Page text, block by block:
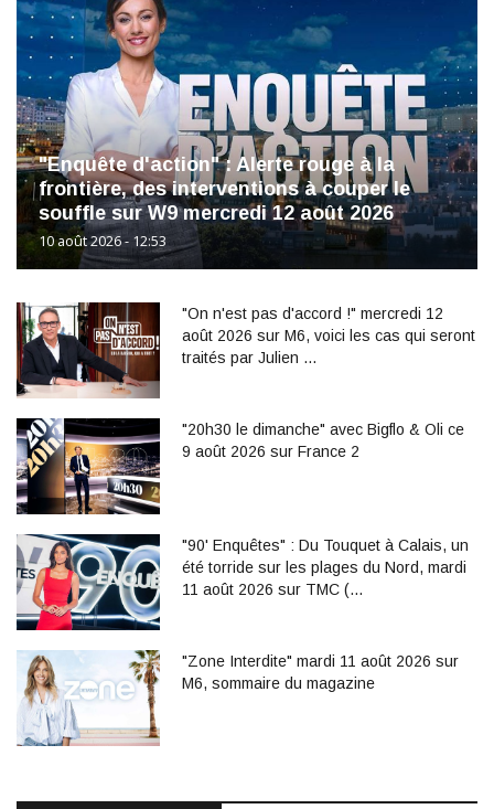
"Enquête d'action" : Alerte rouge à la
frontière, des interventions à couper le
souffle sur W9 mercredi 12 août 2026
10 août 2026 - 12:53
"On n'est pas d'accord !" mercredi 12
août 2026 sur M6, voici les cas qui seront
traités par Julien …
"20h30 le dimanche" avec Bigflo & Oli ce
9 août 2026 sur France 2
"90' Enquêtes" : Du Touquet à Calais, un
été torride sur les plages du Nord, mardi
11 août 2026 sur TMC (…
"Zone Interdite" mardi 11 août 2026 sur
M6, sommaire du magazine